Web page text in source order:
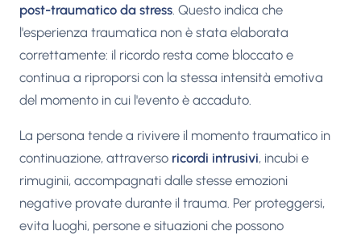
post-traumatico da stress . Questo indica che
l'esperienza traumatica non è stata elaborata
correttamente: il ricordo resta come bloccato e
continua a riproporsi con la stessa intensità emotiva
del momento in cui l'evento è accaduto.
La persona tende a rivivere il momento traumatico in
continuazione, attraverso ricordi intrusivi, incubi e
rimuginii, accompagnati dalle stesse emozioni
negative provate durante il trauma. Per proteggersi,
evita luoghi, persone e situazioni che possono